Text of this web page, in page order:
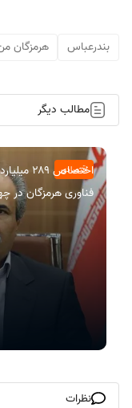
بندرعباس هرمزگان
مطالب دیگر
اقتصادی
اختصاص
فناوری هرمزگان در
نظرات